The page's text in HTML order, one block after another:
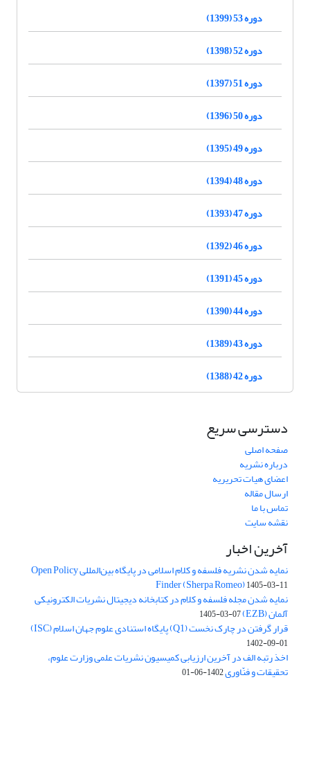
دوره 53 (1399)
دوره 52 (1398)
دوره 51 (1397)
دوره 50 (1396)
دوره 49 (1395)
دوره 48 (1394)
دوره 47 (1393)
دوره 46 (1392)
دوره 45 (1391)
دوره 44 (1390)
دوره 43 (1389)
دوره 42 (1388)
دسترسی سریع
صفحه اصلی
درباره نشریه
اعضای هیات تحریریه
ارسال مقاله
تماس با ما
نقشه سایت
آخرین اخبار
نمایه شدن نشریه فلسفه و کلام اسلامی در پایگاه بین‌المللی Open Policy
Finder (Sherpa Romeo)1405-03-11
نمایه شدن مجله فلسفه و کلام در کتابخانه دیجیتال نشریات الکترونیکی
آلمان (EZB) 1405-03-07
قرار گرفتن در چارک نخست (Q1) پایگاه استنادی علوم جهان اسلام (ISC)
1402-09-01
اخذ رتبه الف در آخرین ارزیابی کمیسیون نشریات علمی وزارت علوم،
تحقیقات و فنّاوری1402-06-01